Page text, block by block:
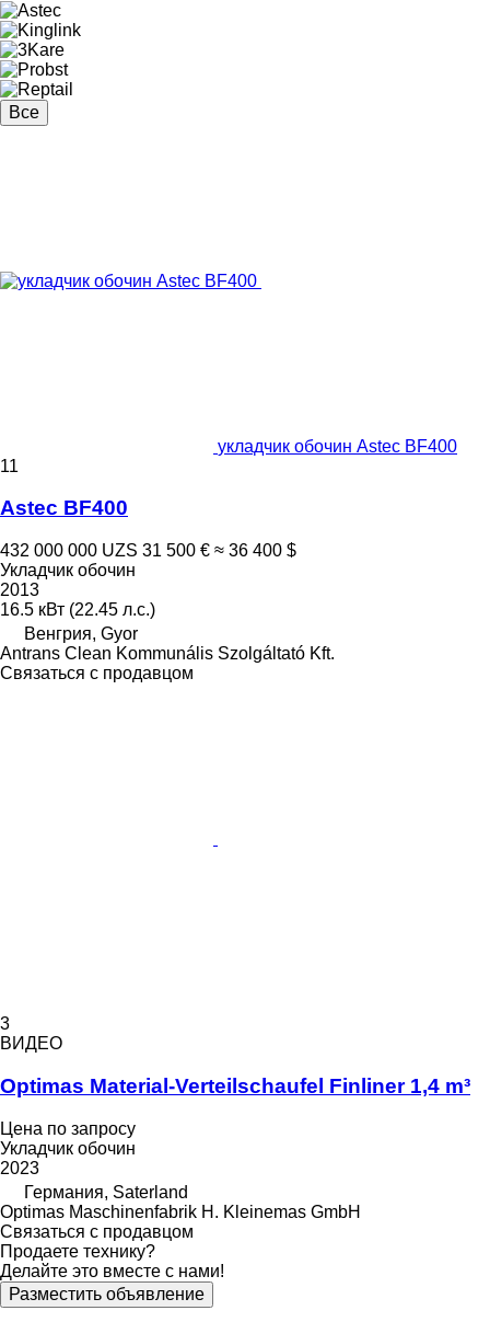
Все
укладчик обочин Astec BF400
11
Astec BF400
432 000 000 UZS 31 500 € ≈ 36 400 $
Укладчик обочин
2013
16.5 кВт (22.45 л.с.)
Венгрия, Gyor
Antrans Clean Kommunális Szolgáltató Kft.
Связаться с продавцом
3
ВИДЕО
Optimas Material-Verteilschaufel Finliner 1,4 m³
Цена по запросу
Укладчик обочин
2023
Германия, Saterland
Optimas Maschinenfabrik H. Kleinemas GmbH
Связаться с продавцом
Продаете технику?
Делайте это вместе с нами!
Разместить объявление